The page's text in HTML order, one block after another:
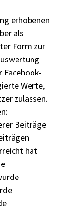
erhobenen
als
Form zur
Facebook-
Werte,
zulassen.
Beiträge
hat